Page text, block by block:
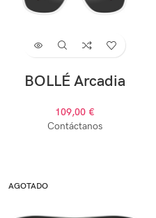
BOLLÉ Arcadia
109,00 €
Contáctanos
AGOTADO